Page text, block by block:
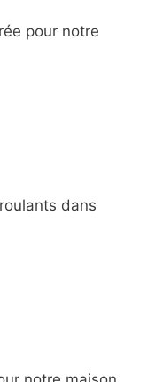
pour notre
dans